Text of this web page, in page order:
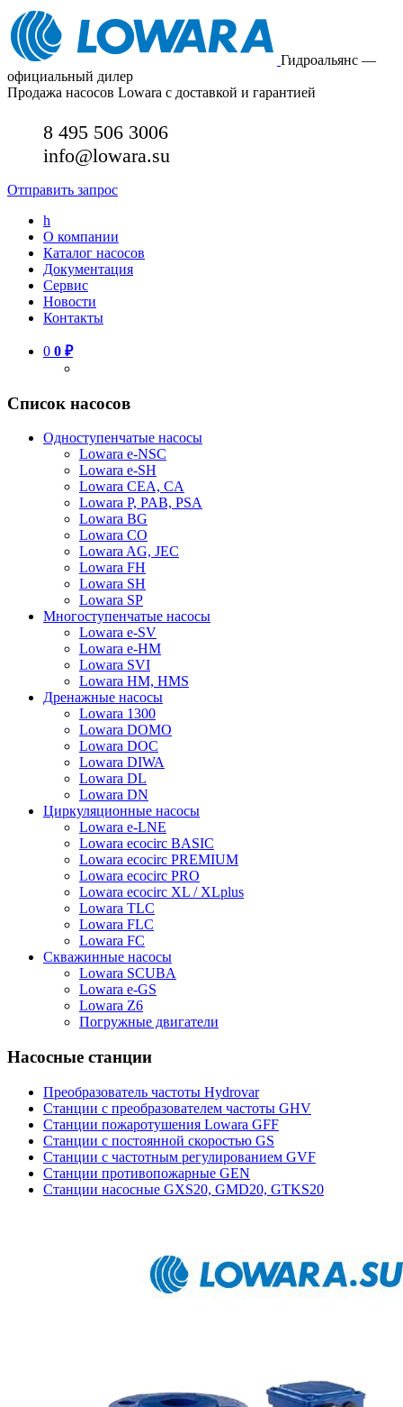
Гидроальянс —
официальный дилер
Продажа насосов Lowara с доставкой и гарантией
8 495 506 3006
info@lowara.su
Отправить запрос
h
О компании
Каталог насосов
Документация
Сервис
Новости
Контакты
0 0 ₽
Список насосов
Одноступенчатые насосы
Lowara e-NSC
Lowara e-SH
Lowara CEA, CA
Lowara P, PAB, PSA
Lowara BG
Lowara CO
Lowara AG, JEC
Lowara FH
Lowara SH
Lowara SP
Многоступенчатые насосы
Lowara e-SV
Lowara e-HM
Lowara SVI
Lowara HM, HMS
Дренажные насосы
Lowara 1300
Lowara DOMO
Lowara DOC
Lowara DIWA
Lowara DL
Lowara DN
Циркуляционные насосы
Lowara e-LNE
Lowara ecocirc BASIC
Lowara ecocirc PREMIUM
Lowara ecocirc PRO
Lowara ecocirc XL / XLplus
Lowara TLC
Lowara FLC
Lowara FC
Скважинные насосы
Lowara SCUBA
Lowara e-GS
Lowara Z6
Погружные двигатели
Насосные станции
Преобразователь частоты Hydrovar
Станции с преобразователем частоты GHV
Станции пожаротушения Lowara GFF
Станции с постоянной скоростью GS
Станции с частотным регулированием GVF
Станции противопожарные GEN
Станции насосные GXS20, GMD20, GTKS20